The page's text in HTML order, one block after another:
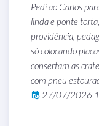
Pedi ao Carlos
linda e ponte
providência,
só colocando
consertam as
com pneu
27/07/2026